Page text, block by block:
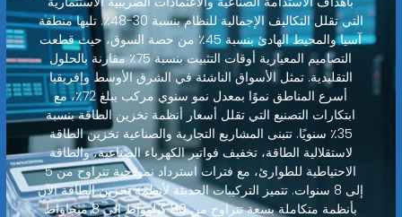
التي تقلل التكاليف الإجمالية للنظام بنسبة 30-48٪. تليها منطقة
آسيا والمحيط الهادئ بنسبة 45٪ من حصة السوق، حيث قطعت
التصاميم المعيارية أوقات التثبيت بنسبة 75٪ مقارنة بالحلول
التقليدية. تمثل الأسواق الناشئة في الشرق الأوسط وإفريقيا
أسرع المناطق نموًا بمعدل نمو سنوي مركب يبلغ 72٪، مع
ابتكارات التصنيع التي تقلل أسعار أنظمة تخزين الطاقة بنسبة
35٪ سنويًا. تتبنى المشاريع التجارية والصناعية تخزين الطاقة
لاستقلالية الطاقة، تخفيف فواتير الكهرباء الصناعية، والطاقة
الاحتياطية للطوارئ، مع فترات استرداد نموذجية تتراوح من 5
إلى 8 سنوات. تتميز التركيبات الحديثة لأنظمة تخزين الطاقة الآن
بأنظمة متكاملة بسعة تتراوح من 80 كيلوواط إلى 8 ميجاواط